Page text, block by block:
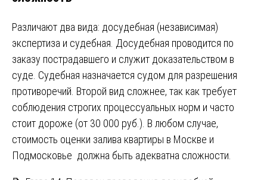
Различают два вида: досудебная (независимая)
экспертиза и судебная. Досудебная проводится по
заказу пострадавшего и служит доказательством в
суде. Судебная назначается судом для разрешения
противоречий. Второй вид сложнее, так как требует
соблюдения строгих процессуальных норм и часто
стоит дороже (от 30 000 руб.). В любом случае,
стоимость оценки залива квартиры в Москве и
Подмосковье должна быть адекватна сложности.